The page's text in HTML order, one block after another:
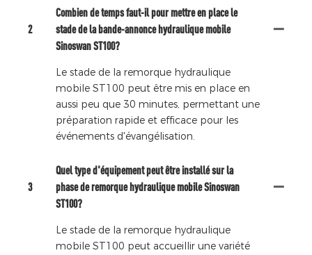
2
Combien de temps faut-il pour mettre en place le
stade de la bande-annonce hydraulique mobile
Sinoswan ST100?
Le stade de la remorque hydraulique
mobile ST100 peut être mis en place en
aussi peu que 30 minutes, permettant une
préparation rapide et efficace pour les
événements d'évangélisation.
3
Quel type d'équipement peut être installé sur la
phase de remorque hydraulique mobile Sinoswan
ST100?
Le stade de la remorque hydraulique
mobile ST100 peut accueillir une variété